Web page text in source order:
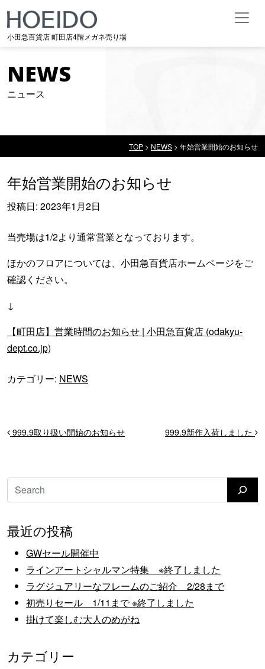
メインナビゲーション
小田急百貨店 町田店4階メガネ売り場
NEWS
ニュース
TOP > NEWS > 年始営業開始のお知らせ
年始営業開始のお知らせ
投稿日: 2023年1月2日
当売場は1/2より通常営業となっております。
ほかのフロアについては、小田急百貨店ホームページをご
確認ください。
↓
【町田店】営業時間のお知らせ | 小田急百貨店 (odakyu-
dept.co.jp)
カテゴリー: NEWS
投稿ナビゲーション
999.9取り扱い開始のお知らせ 999.9新作入荷しました
検索
最近の投稿
GWセール開催中
ラインアートシャルマン特集 ※終了しました
ラグジュアリーなフレームのご紹介 2/28まで
初売りセール 1/11まで ※終了しました
掛けて楽しむ大人のめがね
カテゴリー